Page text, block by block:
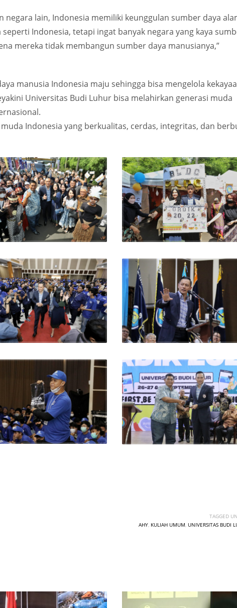
lain, Indonesia memiliki keunggulan sumber daya
seperti Indonesia, tetapi ingat banyak negara yang kaya
mereka tidak membangun sumber daya manusianya,”
manusia Indonesia maju sehingga bisa mengelola
Universitas Budi Luhur bisa melahirkan generasi muda
Indonesia yang berkualitas, cerdas, integritas, dan
TAGGED
AHY, KULIAH UMUM UNIVERSITAS BUDI